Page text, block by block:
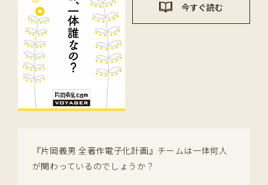
今すぐ読む
『片岡義男 全著作電子化計画』チームは一体何人
が関わっているのでしょうか？